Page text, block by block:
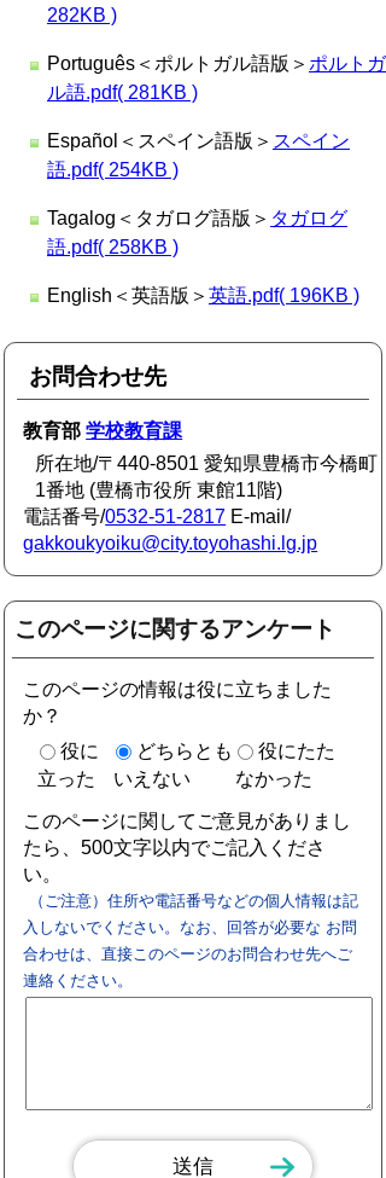
282KB )
Português＜ポルトガル語版＞ ポルトガ
ル語.pdf( 281KB )
Español＜スペイン語版＞ スペイン
語.pdf( 254KB )
Tagalog＜タガログ語版＞ タガログ
語.pdf( 258KB )
English＜英語版＞ 英語.pdf( 196KB )
お問合わせ先
教育部学校教育課
所在地/〒440-8501 愛知県豊橋市今橋町
1番地 (豊橋市役所 東館11階)
電話番号/0532-51-2817 E-mail/
gakkoukyoiku@city.toyohashi.lg.jp
このページに関するアンケート
このページの情報は役に立ちました
か？
役に
立った
どちらとも
いえない
役にたた
なかった
このページに関してご意見がありまし
たら、500文字以内でご記入くださ
い。
（ご注意）住所や電話番号などの個人情報は記
入しないでください。なお、回答が必要な お問
合わせは、直接このページのお問合わせ先へご
連絡ください。